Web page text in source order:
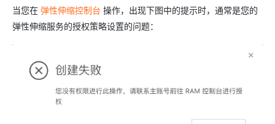
当您在 弹性伸缩控制台 操作，出现下图中的提示时，通常是您的
弹性伸缩服务的授权策略设置的问题：